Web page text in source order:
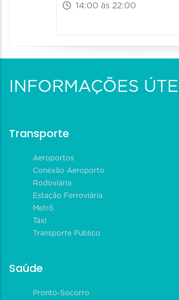
14:00 às 22:00
INFORMAÇÕES
Transporte
Aeroportos
Conexão Aeroporto
Rodoviária
Estação Ferroviária
Metrô
Táxi
Transporte Público
Saúde
Pronto-Socorro